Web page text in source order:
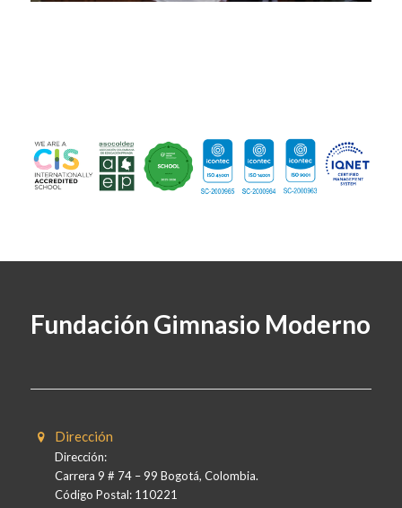
Fundación Gimnasio Moderno
Dirección
Dirección:
Carrera 9 # 74 – 99 Bogotá, Colombia.
Código Postal: 110221